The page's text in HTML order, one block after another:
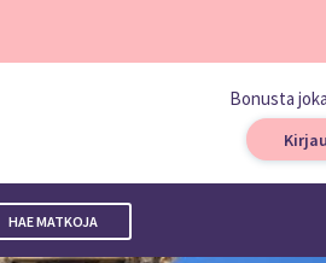
Bonusta
HAE MATKOJA